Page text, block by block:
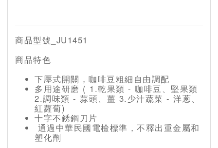
商品型號_JU1451
商品特色
下壓式開關，咖啡豆粗細自由調配
多用途研磨 ( 1.乾果類 - 咖啡豆、堅果類
2.調味類 - 蒜頭、薑 3.少汁蔬菜 - 洋蔥、
紅蘿蔔)
十字不銹鋼刀片
通過中華民國電檢標準，不釋出重金屬和
塑化劑